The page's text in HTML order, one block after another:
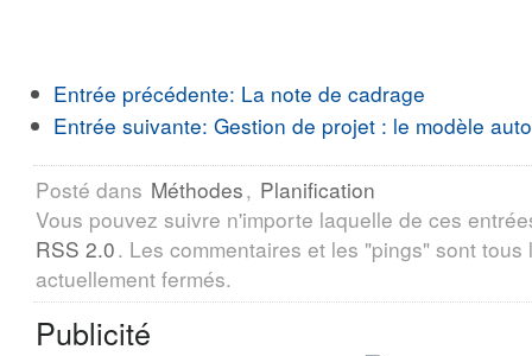
Entrée précédente: La note de cadrage
Entrée suivante: Gestion de projet : le modèle
Posté dans Méthodes, Planification
Vous pouvez suivre n'importe laquelle de ces
RSS 2.0. Les commentaires et les "pings" sont tous
actuellement fermés.
Publicité